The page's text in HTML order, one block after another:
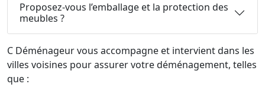
Proposez-vous l’emballage et la protection des
meubles ?
C Déménageur vous accompagne et intervient dans les
villes voisines pour assurer votre déménagement, telles
que :